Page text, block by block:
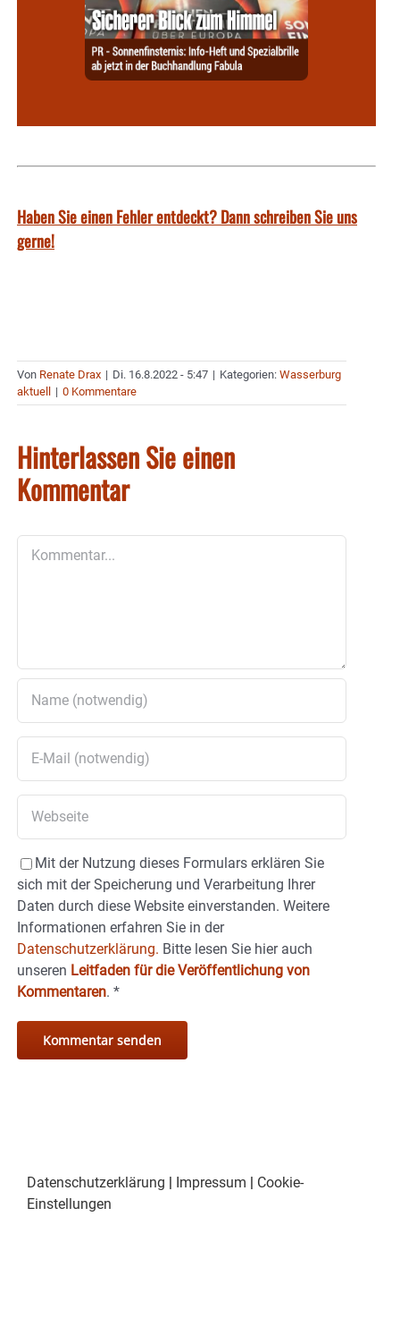
Haben Sie einen Fehler entdeckt? Dann schreiben Sie uns
gerne!
Von Renate Drax | Di. 16.8.2022 - 5:47 | Kategorien: Wasserburg
aktuell
| 0 Kommentare
Hinterlassen Sie einen
Kommentar
Mit der Nutzung dieses Formulars erklären Sie
sich mit der Speicherung und Verarbeitung Ihrer
Daten durch diese Website einverstanden. Weitere
Informationen erfahren Sie in der
Datenschutzerklärung. Bitte lesen Sie hier auch
unseren Leitfaden für die Veröffentlichung von
Kommentaren. *
Datenschutzerklärung | Impressum | Cookie-
Einstellungen